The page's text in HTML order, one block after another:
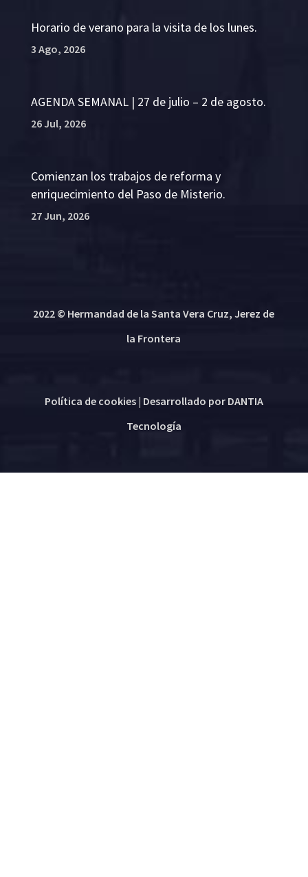
Horario de verano para la visita de los lunes.
3 Ago, 2026
AGENDA SEMANAL | 27 de julio – 2 de agosto.
26 Jul, 2026
Comienzan los trabajos de reforma y
enriquecimiento del Paso de Misterio.
27 Jun, 2026
2022 © Hermandad de la Santa Vera Cruz, Jerez de
la Frontera
Política de cookies| Desarrollado por DANTIA
Tecnología